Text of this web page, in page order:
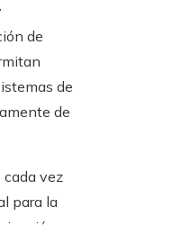
de
de
de
cada vez
para la